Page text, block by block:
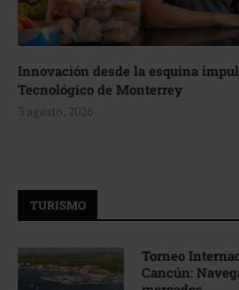
Innovación desde la esquina
Tecnológico de Monterrey
3 agosto, 2026
TURISMO
Torneo
Cancún: